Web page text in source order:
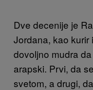
Dve decenije je
Jordana, kao kurir
dovoljno mudra
arapski. Prvi, da
svetom, a drugi,